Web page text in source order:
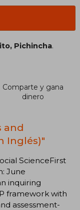
Pichincha.
Comparte y gana
dinero
and
Inglés)"
ScienceFirst
June
inquiring
framework with
assessment-